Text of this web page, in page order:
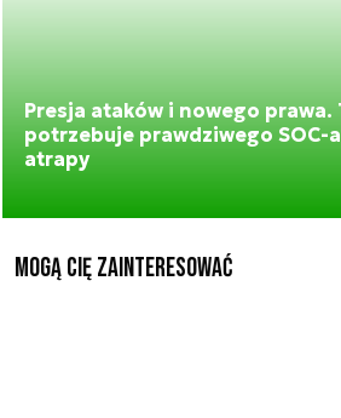
Presja ataków i nowego prawa.
potrzebuje prawdziwego SOC-
atrapy
Mogą Cię zainteresować